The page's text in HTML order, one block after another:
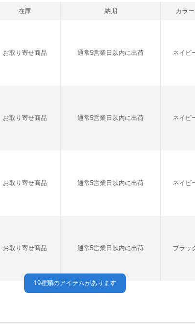
在庫 納期 カラー
お取り寄せ商品 通常5営業日以内に出荷 ネイビ
お取り寄せ商品 通常5営業日以内に出荷 ネイビ
お取り寄せ商品 通常5営業日以内に出荷 ネイビ
お取り寄せ商品 通常5営業日以内に出荷 ブラッ
19種類のアイテムがあります